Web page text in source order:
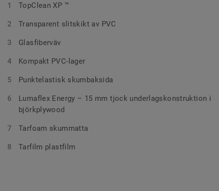
TopClean XP ™
Transparent slitskikt av PVC
Glasfiberväv
Kompakt PVC-lager
Punktelastisk skumbaksida
Lumaflex Energy – 15 mm tjock underlagskonstruktion i
björkplywood
Tarfoam skummatta
Tarfilm plastfilm